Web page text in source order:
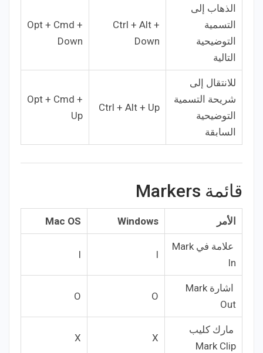
الذهاب إلى
التسمية
التوضيحية
التالية
Ctrl + Alt +
Down
Opt + Cmd +
Down
للانتقال إلى
شريحة التسمية
التوضيحية
السابقة
Ctrl + Alt + Up
Opt + Cmd +
Up
قائمة Markers
الأمر Windows
Mac OS
علامة في Mark
In
I
I
اشارة Mark
Out
O
O
مارك كليب
Mark Clip
X
X